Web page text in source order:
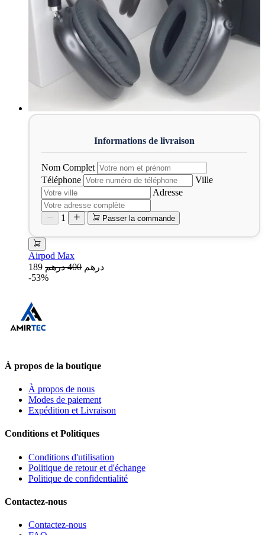
Nom Complet
Téléphone
Ville
Adresse
1 Passer la commande
Airpod Max
189 درهم 400 درهم
-53%
À propos de la boutique
À propos de nous
Modes de paiement
Expédition et Livraison
Conditions et Politiques
Conditions d'utilisation
Politique de retour et d'échange
Politique de confidentialité
Contactez-nous
Contactez-nous